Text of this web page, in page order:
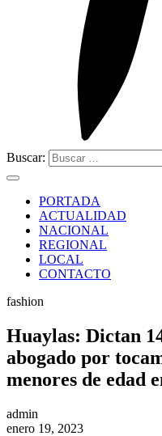
Buscar:
PORTADA
ACTUALIDAD
NACIONAL
REGIONAL
LOCAL
CONTACTO
fashion
Huaylas: Dictan
abogado por
menores de edad
admin
enero 19, 2023